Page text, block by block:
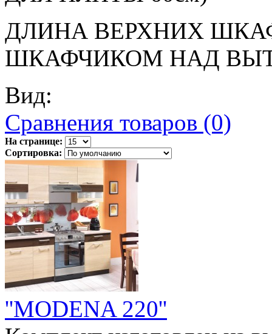
ДЛИНА ВЕРХНИХ
ШКАФЧИКОМ НАД
Вид:
Сравнения товаров (0)
На странице:
Сортировка:
''MODENA 220''